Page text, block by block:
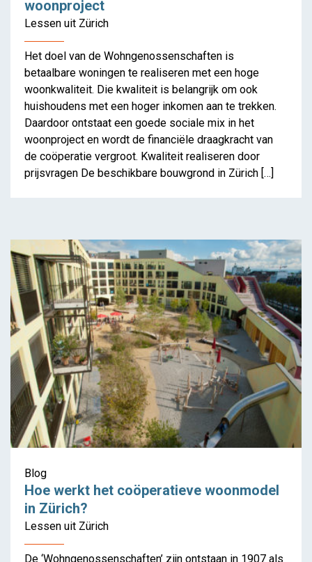
woonproject
Lessen uit Zürich
Het doel van de Wohngenossenschaften is
betaalbare woningen te realiseren met een hoge
woonkwaliteit. Die kwaliteit is belangrijk om ook
huishoudens met een hoger inkomen aan te trekken.
Daardoor ontstaat een goede sociale mix in het
woonproject en wordt de financiële draagkracht van
de coöperatie vergroot. Kwaliteit realiseren door
prijsvragen De beschikbare bouwgrond in Zürich […]
Blog
Hoe werkt het coöperatieve woonmodel
in Zürich?
Lessen uit Zürich
De ‘Wohngenossenschaften’ zijn ontstaan in 1907 als